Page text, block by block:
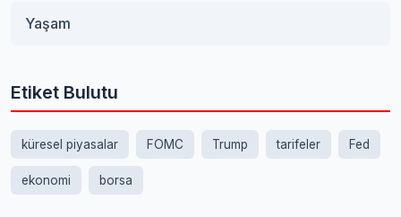
Yaşam
Etiket Bulutu
küresel piyasalar FOMC Trump tarifeler Fed
ekonomi borsa